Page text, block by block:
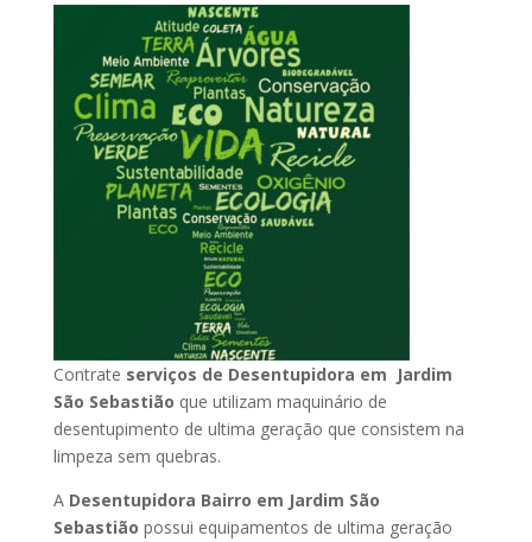
Contrate serviços de Desentupidora em Jardim
São Sebastião que utilizam maquinário de
desentupimento de ultima geração que consistem na
limpeza sem quebras.
A Desentupidora Bairro em Jardim São
Sebastião possui equipamentos de ultima geração